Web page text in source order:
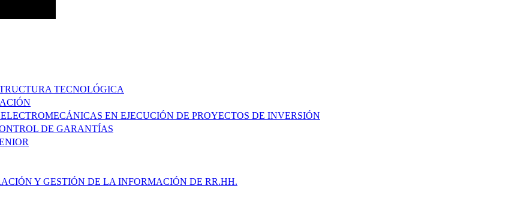
TECNOLÓGICA
EN EJECUCIÓN DE PROYECTOS DE INVERSIÓN
DE GARANTÍAS
Y GESTIÓN DE LA INFORMACIÓN DE RR.HH.